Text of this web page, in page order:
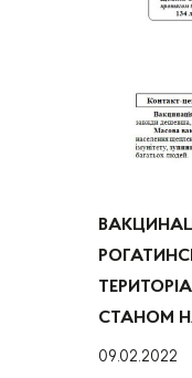
СТАНОМ
09.02.2022